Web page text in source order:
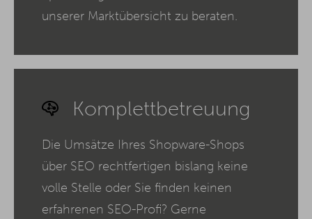
unserer Marktübersicht zu beraten.
Komplettbetreuung
Die Umsätze Ihres Shopware-Shops
über SEO rechtfertigen bislang keine
volle Stelle oder Sie finden keinen
erfahrenen SEO-Profi? Gerne